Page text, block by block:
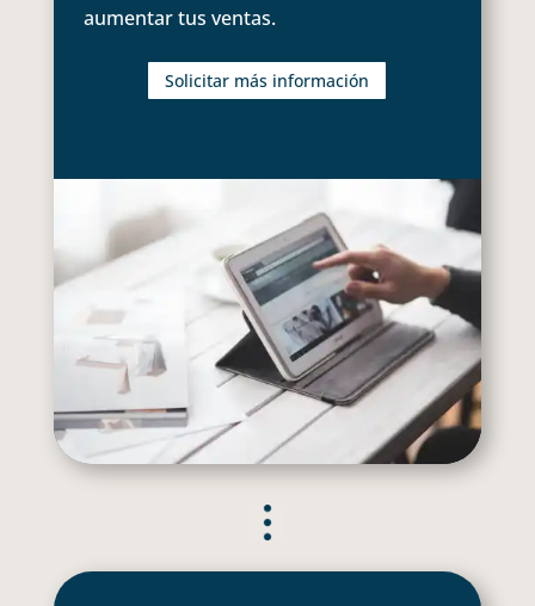
aumentar tus ventas.
Solicitar más información